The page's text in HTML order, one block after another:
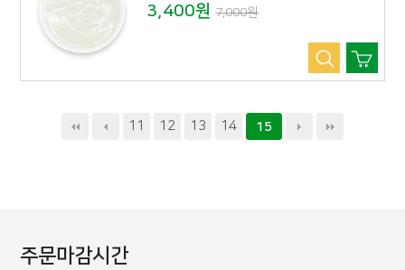
3,400원7,000원
11 12 13 14 15
주문마감시간